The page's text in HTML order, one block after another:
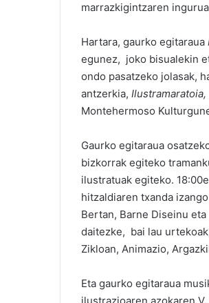
marrazkigintzaren
Hartara, gaurko egitaraua
egunez, joko bisualekin
ondo pasatzeko jolasak,
antzerkia,
Montehermoso
Gaurko egitaraua
bizkorrak egiteko
ilustratuak egiteko.
hitzaldiaren txanda
Bertan, Barne Diseinu
daitezke, bai lau
Zikloan, Animazio,
Eta gaurko egitaraua